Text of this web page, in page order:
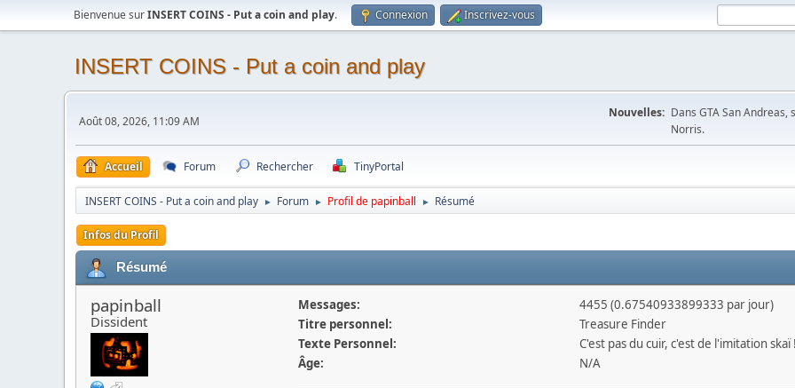
Bienvenue surINSERT COINS - Put a coin and play. Connexion Inscrivez-vous
INSERT COINS - Put a coin and play
Août 08, 2026, 11:09 AM
Nouvelles: Dans GTA San
Norris.
Accueil Forum Rechercher TinyPortal
INSERT COINS - Put a coin and play ► Forum ► Profil de papinball ► Résumé
Infos du Profil
Résumé
papinball
Dissident
Messages:
4455 (0.67540933899333 par jour)
Titre personnel:
Treasure Finder
Texte Personnel:
C'est pas du cuir, c'est de l'imitation skaï !
Âge:
N/A